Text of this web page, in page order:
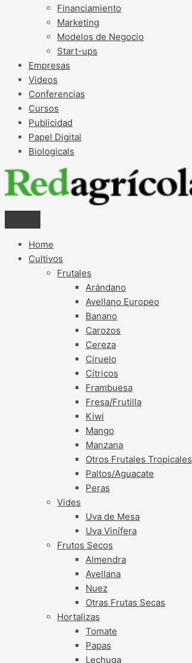
Financiamiento
Marketing
Modelos de Negocio
Start-ups
Empresas
Videos
Conferencias
Cursos
Publicidad
Papel Digital
Biologicals
Home
Cultivos
Frutales
Arándano
Avellano Europeo
Banano
Carozos
Cereza
Ciruelo
Cítricos
Frambuesa
Fresa/Frutilla
Kiwi
Mango
Manzana
Otros Frutales Tropicales
Paltos/Aguacate
Peras
Vides
Uva de Mesa
Uva Vinífera
Frutos Secos
Almendra
Avellana
Nuez
Otras Frutas Secas
Hortalizas
Tomate
Papas
Lechuga